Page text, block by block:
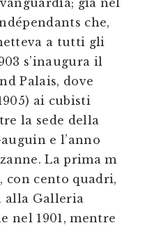
già nel
che,
a tutti gli
s’inaugura il
Palais, dove
ai cubisti
la sede della
e l’anno
La prima m
con cento quadri,
alla Galleria
nel 1901, mentre